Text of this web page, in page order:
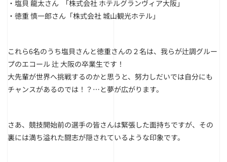
・塩貝 龍太さん 「株式会社 ホテルグランヴィア大阪」
・徳重 慎一郎さん「株式会社 城山観光ホテル」
これら6名のうち塩貝さんと徳重さんの２名は、我らが辻調グルー
プのエコール 辻 大阪の卒業生です！
大先輩が世界へ挑戦するのかと思うと、努力しだいでは自分にも
チャンスがあるのでは！？…と夢が広がります。
さあ、競技開始前の選手の皆さんは緊張した面持ちですが、その
裏には満ち溢れた闘志が隠されているような印象です。